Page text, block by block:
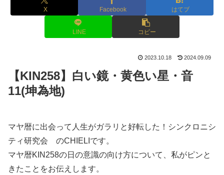
X Facebook はてブ
LINE コピー
2023.10.18 2024.09.09
【KIN258】白い鏡・黄色い星・音
11(坤為地)
マヤ暦に出会って人生がガラリと好転した！シンクロニシ
ティ研究会 のCHIELIです。
マヤ暦KIN258の日の意識の向け方について、私がピンと
きたことをお伝えします。